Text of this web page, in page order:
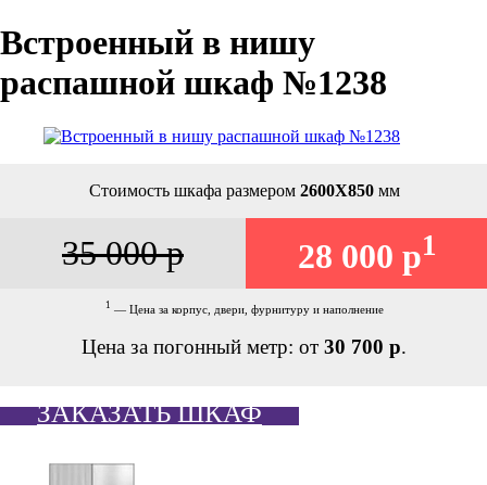
Встроенный в нишу
распашной шкаф №1238
Стоимость шкафа размером 2600Х850мм
35 000 р 28 000 р1
1 — Цена за корпус, двери, фурнитуру и наполнение
Цена за погонный метр: от 30 700 р.
ЗАКАЗАТЬ ШКАФ